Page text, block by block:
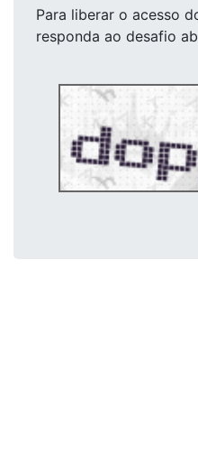
Para liberar o acesso
responda ao desafio